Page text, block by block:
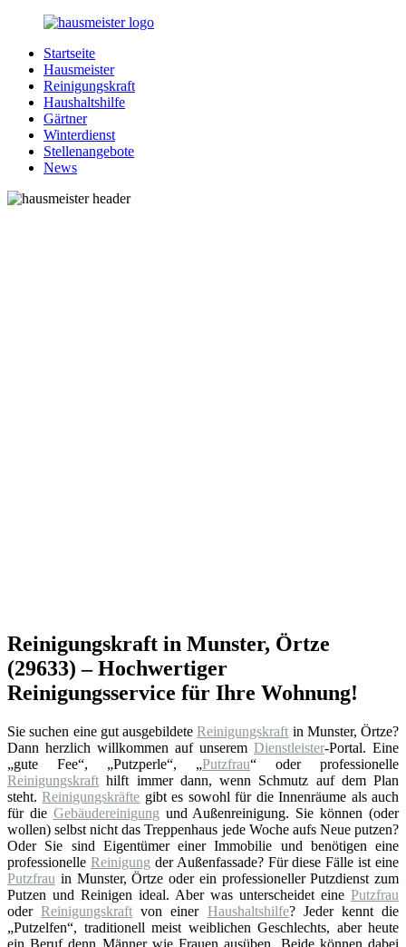
Zurück
Inhalt
Hausmeister.de
Alles
rund
Ihren
Haushalt
Startseite
Hausmeister
Reinigungskraft
Haushaltshilfe
Gärtner
Winterdienst
Stellenangebote
News
Reinigungskraft in Munster, Örtze
(29633) – Hochwertiger
Reinigungsservice für Ihre Wohnung!
Sie suchen eine gut ausgebildeteReinigungskraft in Munster, Örtze?
Dann herzlich willkommen auf unserem Dienstleister-Portal. Eine
„gute Fee“, „Putzperle“, „Putzfrau“ oder professionelle
Reinigungskraft hilft immer dann, wenn Schmutz auf dem Plan
steht.Reinigungskräfte gibt es sowohl für die Innenräume als auch
für die Gebäudereinigung und Außenreinigung. Sie können (oder
wollen) selbst nicht das Treppenhaus jede Woche aufs Neue putzen?
Oder Sie sind Eigentümer einer Immobilie und benötigen eine
professionelle Reinigung der Außenfassade? Für diese Fälle ist eine
Putzfrau in Munster, Örtze oder ein professioneller Putzdienst zum
Putzen und Reinigen ideal. Aber was unterscheidet eine Putzfrau
oderReinigungskraft von einer Haushaltshilfe? Jeder kennt die
„Putzelfen“, traditionell meist weiblichen Geschlechts, aber heute
ein Beruf denn Männer wie Frauen ausüben. Beide können dabei